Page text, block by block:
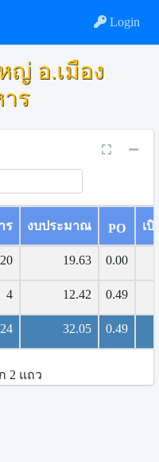
Login
ญ่ อ.เมือง
ร
ร งบประมาณ PO เบิ
20 19.63 0.00
4 12.42 0.49
24 32.05 0.49
2 แถว